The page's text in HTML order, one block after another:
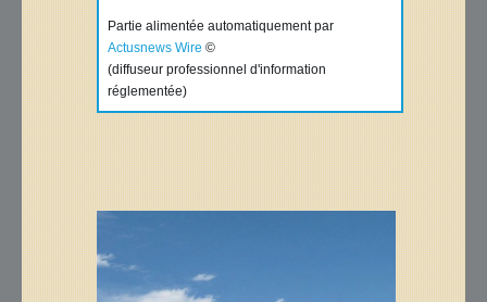
Partie alimentée automatiquement par
Actusnews Wire ©
(diffuseur professionnel d'information
réglementée)